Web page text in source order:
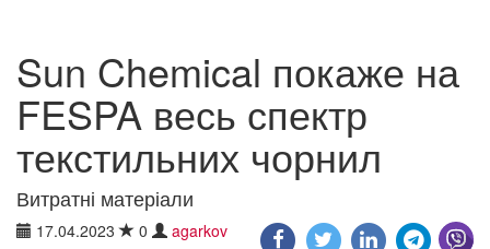
Sun Chemical покаже на
FESPA весь спектр
текстильних чорнил
Витратні матеріали
17.04.2023 0 agarkov